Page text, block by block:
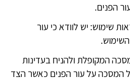
שימוש: יש לוודא כי עור
השימוש.
המקופלת ולהניח בעדינות
המסכה על עור הפנים כאשר הצד